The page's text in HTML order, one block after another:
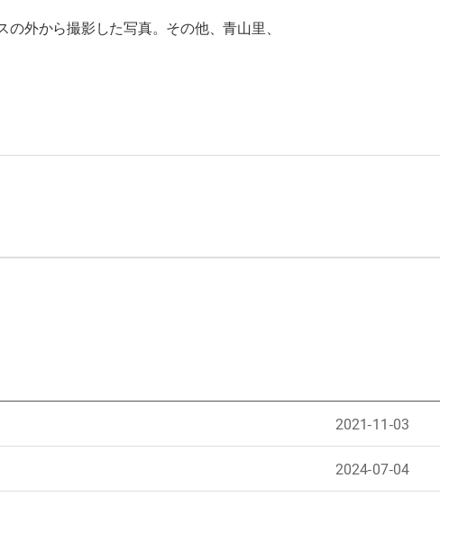
の外から撮影した写真。その他、青山里、
2021-11-03
2024-07-04